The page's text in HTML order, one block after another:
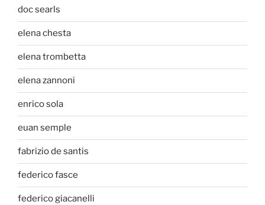
doc searls
elena chesta
elena trombetta
elena zannoni
enrico sola
euan semple
fabrizio de santis
federico fasce
federico giacanelli